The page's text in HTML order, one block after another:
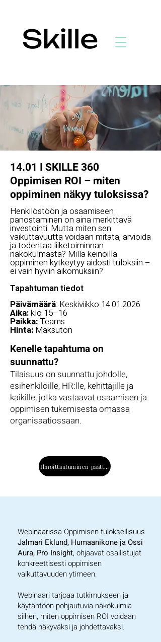
14.01 I SKILLE 360
Oppimisen ROI – miten
oppiminen näkyy tuloksissa?
Henkilöstöön ja osaamiseen
panostaminen on aina merkittävä
investointi. Mutta miten sen
vaikuttavuutta voidaan mitata, arvioida
ja todentaa liiketoiminnan
näkökulmasta? Millä keinoilla
oppiminen kytkeytyy aidosti tuloksiin –
ei vain hyviin aikomuksiin?
Tapahtuman tiedot
Päivämäärä: Keskiviikko 14.01.2026
Aika:klo 15–16
Paikka:Teams
Hinta: Maksuton
Kenelle tapahtuma on
suunnattu?
Tilaisuus on suunnattu johdolle,
esihenkilöille, HR:lle, kehittäjille ja
kaikille, jotka vastaavat osaamisen ja
oppimisen tukemisesta omassa
organisaatiossaan.
Ilmoittautuminen päättynyt
Webinaarissa Oppimisen tuloksellisuus
Jalmari Eklund, Humaanikone ja Ossi
Aura, Pro Insight, ohjaavat osallistujat
konkreettisesti oppimisen
vaikuttavuuden ytimeen.
Webinaari tarjoaa tutkimukseen ja
käytäntöön pohjautuvia näkökulmia
siihen, miten oppimisen ROI voidaan
tehdä näkyväksi ja johdettavaksi.